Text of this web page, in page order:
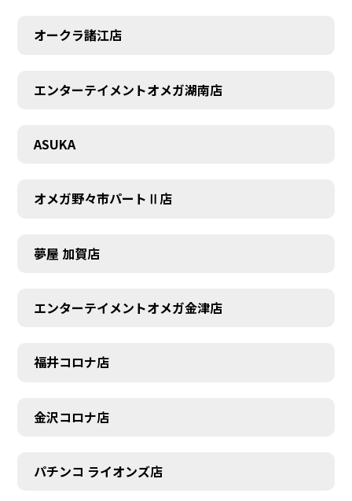
オークラ諸江店
エンターテイメントオメガ湖南店
ASUKA
オメガ野々市パートⅡ店
夢屋 加賀店
エンターテイメントオメガ金津店
福井コロナ店
金沢コロナ店
パチンコ ライオンズ店